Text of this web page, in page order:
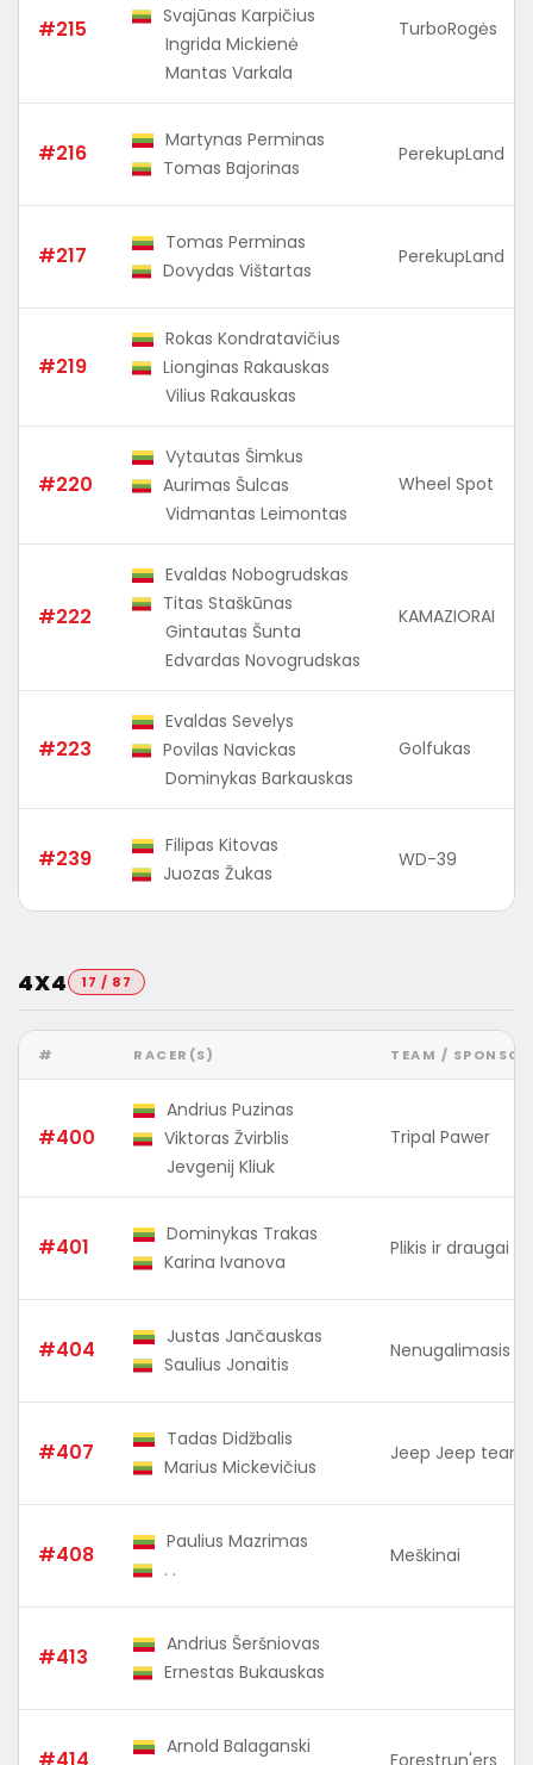
#215
Svajūnas Karpičius
Ingrida Mickienė
Mantas Varkala
TurboRogės
#216
Martynas Perminas
Tomas Bajorinas
PerekupLand
#217
Tomas Perminas
Dovydas Vištartas
PerekupLand
#219
Rokas Kondratavičius
Lionginas Rakauskas
Vilius Rakauskas
#220
Vytautas Šimkus
Aurimas Šulcas
Vidmantas Leimontas
Wheel Spot
#222
Evaldas Nobogrudskas
Titas Staškūnas
Gintautas Šunta
Edvardas Novogrudskas
KAMAZIORAI
#223
Evaldas Sevelys
Povilas Navickas
Dominykas Barkauskas
Golfukas
#239
Filipas Kitovas
Juozas Žukas
WD-39
4X4 17 / 87
# RACER(S) TEAM / SPONSOR
#400
Andrius Puzinas
Viktoras Žvirblis
Jevgenij Kliuk
Tripal Pawer
#401
Dominykas Trakas
Karina Ivanova
Plikis ir draugai
#404
Justas Jančauskas
Saulius Jonaitis
Nenugalimasis IV
#407
Tadas Didžbalis
Marius Mickevičius
Jeep Jeep team
#408
Paulius Mazrimas
. .
Meškinai
#413
Andrius Šeršniovas
Ernestas Bukauskas
Arnold Balaganski
Forestrun'ers